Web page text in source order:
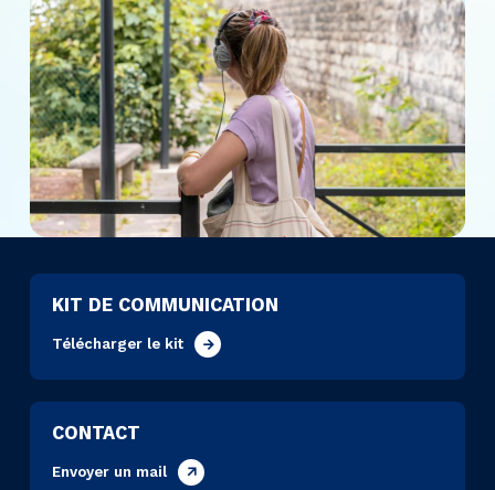
KIT DE COMMUNICATION
Télécharger le kit
CONTACT
Envoyer un mail